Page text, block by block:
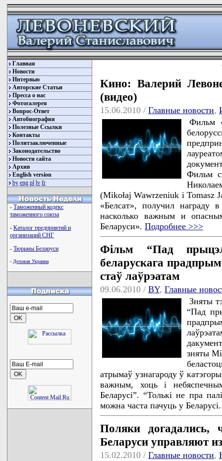
Главная
Новости
Интервью
Авторские Статьи
Пресса о нас
Фотогалерея
Вопрос-Ответ
Автобиография
Полезные Ссылки
Контакты
Политзаключенные
Законодательство
Новости сайта
Архив
English version
by eng pl lv fr
- Таможенный кодекс
таможенного союза
- Каталог предприятий и
организаций СНГ
- Тюрьмы Беларуси
- Деловая Украина
Кино: Валерий
(видео)
15.06.2010 / Главные новости,
Фильм
Фильм
(Mikołaj Wawrzeniuk i Tomasz
«Белсат», получил награду
насколько важным и
Беларуси». Подробнее >>>
Фільм “Пад
беларускага
стаў лаўрэатам
09.06.2010 / BY, Главные
Зняты
“Пад
зняты
атрымаў узнагароду ў
важным, хоць і
Беларусі”. “Толькі не пра
можна часта пачуць у
Поляки догадались,
Беларуси управляют
15.02.2010 / Главные новости,